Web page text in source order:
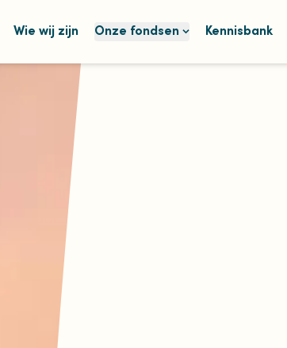
Wie wij zijn Onze fondsen Kennisbank